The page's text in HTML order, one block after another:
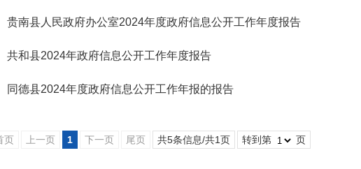
贵南县人民政府办公室2024年度政府信息公开工作年度报告
共和县2024年政府信息公开工作年度报告
同德县2024年度政府信息公开工作年报的报告
页 上一页 1 下一页 尾页 共5条信息/共1页 转到第 页